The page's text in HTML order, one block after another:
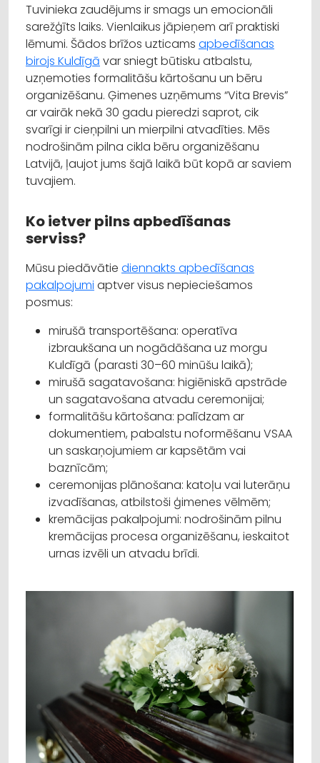
Tuvinieka zaudējums ir smags un emocionāli
sarežģīts laiks. Vienlaikus jāpieņem arī praktiski
lēmumi. Šādos brīžos uzticams apbedīšanas
birojs Kuldīgā var sniegt būtisku atbalstu,
uzņemoties formalitāšu kārtošanu un bēru
organizēšanu. Ģimenes uzņēmums “Vita Brevis”
ar vairāk nekā 30 gadu pieredzi saprot, cik
svarīgi ir cieņpilni un mierpilni atvadīties. Mēs
nodrošinām pilna cikla bēru organizēšanu
Latvijā, ļaujot jums šajā laikā būt kopā ar saviem
tuvajiem.
Ko ietver pilns apbedīšanas
serviss?
Mūsu piedāvātie diennakts apbedīšanas
pakalpojumi aptver visus nepieciešamos
posmus:
mirušā transportēšana: operatīva
izbraukšana un nogādāšana uz morgu
Kuldīgā (parasti 30–60 minūšu laikā);
mirušā sagatavošana: higiēniskā apstrāde
un sagatavošana atvadu ceremonijai;
formalitāšu kārtošana: palīdzam ar
dokumentiem, pabalstu noformēšanu VSAA
un saskaņojumiem ar kapsētām vai
baznīcām;
ceremonijas plānošana: katoļu vai luterāņu
izvadīšanas, atbilstoši ģimenes vēlmēm;
kremācijas pakalpojumi: nodrošinām pilnu
kremācijas procesa organizēšanu, ieskaitot
urnas izvēli un atvadu brīdi.